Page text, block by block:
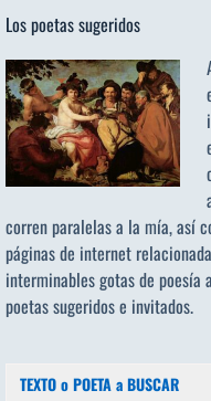
Los poetas sugeridos
corren paralelas a la mía, así
páginas de internet
interminables gotas de poesía
poetas sugeridose invitados.